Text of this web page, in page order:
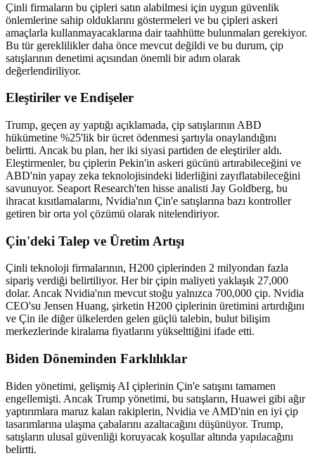
Çinli firmaların bu çipleri satın alabilmesi için uygun güvenlik
önlemlerine sahip olduklarını göstermeleri ve bu çipleri askeri
amaçlarla kullanmayacaklarına dair taahhütte bulunmaları gerekiyor.
Bu tür gereklilikler daha önce mevcut değildi ve bu durum, çip
satışlarının denetimi açısından önemli bir adım olarak
değerlendiriliyor.
Eleştiriler ve Endişeler
Trump, geçen ay yaptığı açıklamada, çip satışlarının ABD
hükümetine %25'lik bir ücret ödenmesi şartıyla onaylandığını
belirtti. Ancak bu plan, her iki siyasi partiden de eleştiriler aldı.
Eleştirmenler, bu çiplerin Pekin'in askeri gücünü artırabileceğini ve
ABD'nin yapay zeka teknolojisindeki liderliğini zayıflatabileceğini
savunuyor. Seaport Research'ten hisse analisti Jay Goldberg, bu
ihracat kısıtlamalarını, Nvidia'nın Çin'e satışlarına bazı kontroller
getiren bir orta yol çözümü olarak nitelendiriyor.
Çin'deki Talep ve Üretim Artışı
Çinli teknoloji firmalarının, H200 çiplerinden 2 milyondan fazla
sipariş verdiği belirtiliyor. Her bir çipin maliyeti yaklaşık 27,000
dolar. Ancak Nvidia'nın mevcut stoğu yalnızca 700,000 çip. Nvidia
CEO'su Jensen Huang, şirketin H200 çiplerinin üretimini artırdığını
ve Çin ile diğer ülkelerden gelen güçlü talebin, bulut bilişim
merkezlerinde kiralama fiyatlarını yükselttiğini ifade etti.
Biden Döneminden Farklılıklar
Biden yönetimi, gelişmiş AI çiplerinin Çin'e satışını tamamen
engellemişti. Ancak Trump yönetimi, bu satışların, Huawei gibi ağır
yaptırımlara maruz kalan rakiplerin, Nvidia ve AMD'nin en iyi çip
tasarımlarına ulaşma çabalarını azaltacağını düşünüyor. Trump,
satışların ulusal güvenliği koruyacak koşullar altında yapılacağını
belirtti.